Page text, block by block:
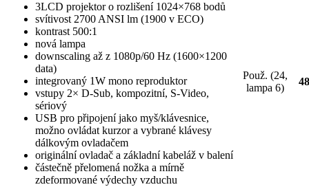
3LCD projektor o rozlišení 1024×768 bodů
svítivost 2700 ANSI lm (1900 v ECO)
kontrast 500:1
nová lampa
downscaling až z 1080p/60 Hz (1600×1200
data)
integrovaný 1W mono reproduktor
vstupy 2× D-Sub, kompozitní, S-Video,
sériový
USB pro připojení jako myš/klávesnice,
možno ovládat kurzor a vybrané klávesy
dálkovým ovladačem
originální ovladač a základní kabeláž v balení
částečně přelomená nožka a mírně
zdeformované výdechy vzduchu
Použ. (24,
lampa 6)